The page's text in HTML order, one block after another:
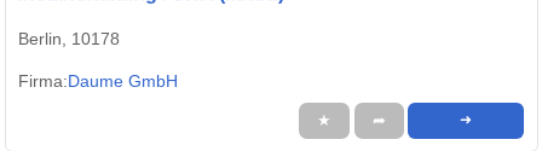
Berlin, 10178
Firma:Daume GmbH
★ ➦ ➜